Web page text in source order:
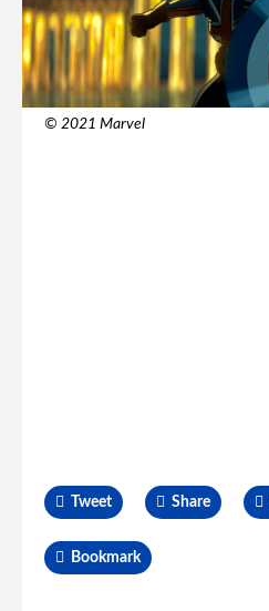
© 2021 Marvel
Tweet Share
Bookmark